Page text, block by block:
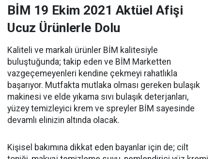
BİM 19 Ekim 2021 Aktüel Afişi
Ucuz Ürünlerle Dolu
Kaliteli ve markalı ürünler BİM kalitesiyle
buluştuğunda; takip eden ve BİM Marketten
vazgeçemeyenleri kendine çekmeyi rahatlıkla
başarıyor. Mutfakta mutlaka olması gereken bulaşık
makinesi ve elde yıkama sıvı bulaşık deterjanları,
yüzey temizleyici krem ve spreyler BİM sayesinde
devamlı elinizin altında olacak.
Kişisel bakımına dikkat eden bayanlar için de; cilt